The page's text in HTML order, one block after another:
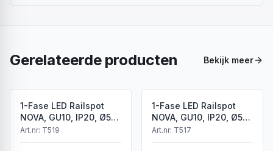
Gerelateerde producten Bekijk meer
1-Fase LED Railspot
NOVA, GU10, IP20, Ø56
x 85 mm, Antiek Brons
Art.nr: T519
1-Fase LED Railspot
NOVA, GU10, IP20, Ø56
x 85 mm, Brons
Art.nr: T517